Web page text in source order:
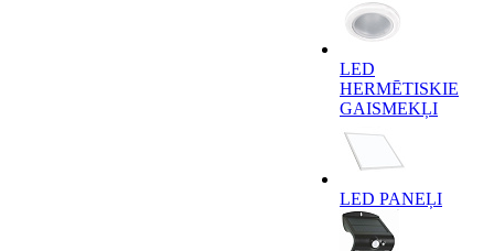
LED
HERMĒTISKIE
GAISMEKĻI
LED PANEĻI